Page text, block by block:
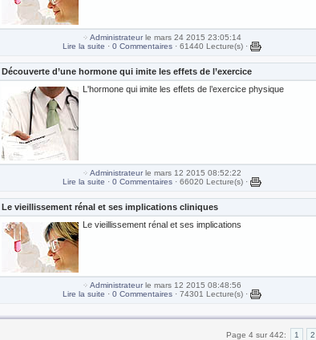
Administrateurle mars 24 2015 23:05:14
Lire la suite · 0 Commentaires· 61440 Lecture(s) ·
Découverte d’une hormone qui imite les effets de l’exercice
L'hormone qui imite les effets de l’exercice physique
Administrateurle mars 12 2015 08:52:22
Lire la suite · 0 Commentaires· 66020 Lecture(s) ·
Le vieillissement rénal et ses implications cliniques
Le vieillissement rénal et ses implications
Administrateurle mars 12 2015 08:48:56
Lire la suite · 0 Commentaires· 74301 Lecture(s) ·
Page 4 sur 442: 1 2